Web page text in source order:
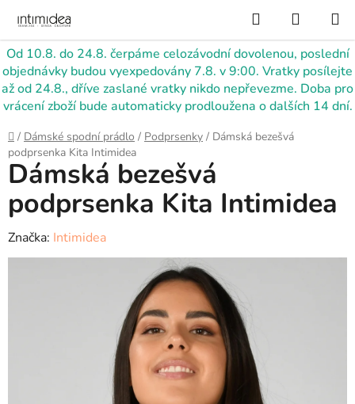
obsah
Od 10.8. do 24.8. čerpáme celozávodní dovolenou, poslední
objednávky budou vyexpedovány 7.8. v 9:00. Vratky posílejte
až od 24.8., dříve zaslané vratky nikdo nepřevezme. Doba pro
vrácení zboží bude automaticky prodloužena o dalších 14 dní.
Hledat
KOŠÍK
Domů
/ Dámské spodní prádlo / Podprsenky / Dámská bezešvá
podprsenka Kita Intimidea
Dámská bezešvá
podprsenka Kita Intimidea
Značka: Intimidea